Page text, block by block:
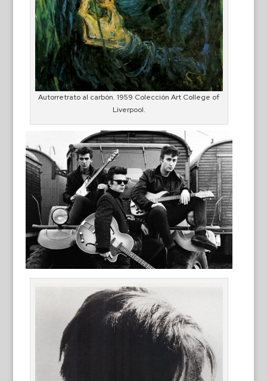
Autorretrato al carbón. 1959 Colección Art College of
Liverpool.